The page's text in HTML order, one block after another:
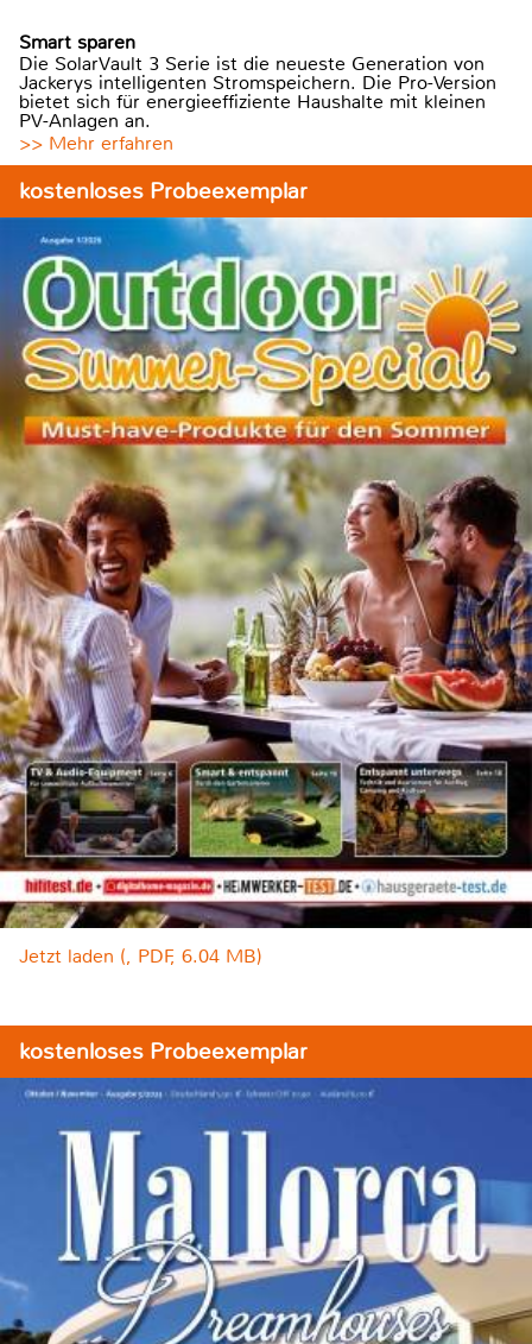
Smart sparen
Die SolarVault 3 Serie ist die neueste Generation von
Jackerys intelligenten Stromspeichern. Die Pro-Version
bietet sich für energieeffiziente Haushalte mit kleinen
PV-Anlagen an.
>> Mehr erfahren
kostenloses Probeexemplar
Jetzt laden (, PDF, 6.04 MB)
kostenloses Probeexemplar